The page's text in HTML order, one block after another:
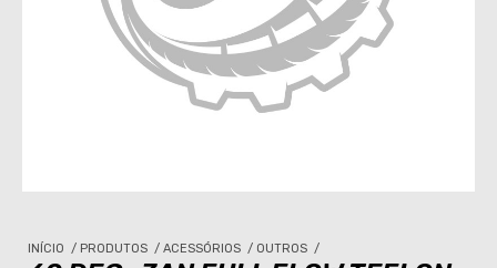
INÍCIO / PRODUTOS / ACESSÓRIOS / OUTROS /